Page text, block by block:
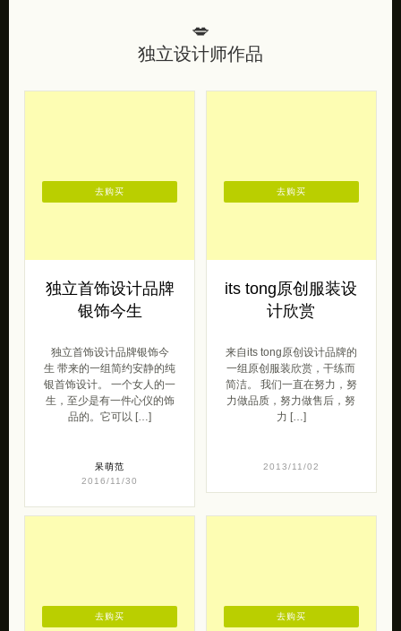
💋
独立设计师作品
独立首饰设计品牌
银饰今生
独立首饰设计品牌银饰今
生 带来的一组简约安静的纯
银首饰设计。 一个女人的一
生，至少是有一件心仪的饰
品的。它可以 […]
呆萌范
2016/11/30
去购买
its tong原创服装设
计欣赏
来自its tong原创设计品牌的
一组原创服装欣赏，干练而
简洁。 我们一直在努力，努
力做品质，努力做售后，努
力 […]
2013/11/02
去购买
去购买 去购买